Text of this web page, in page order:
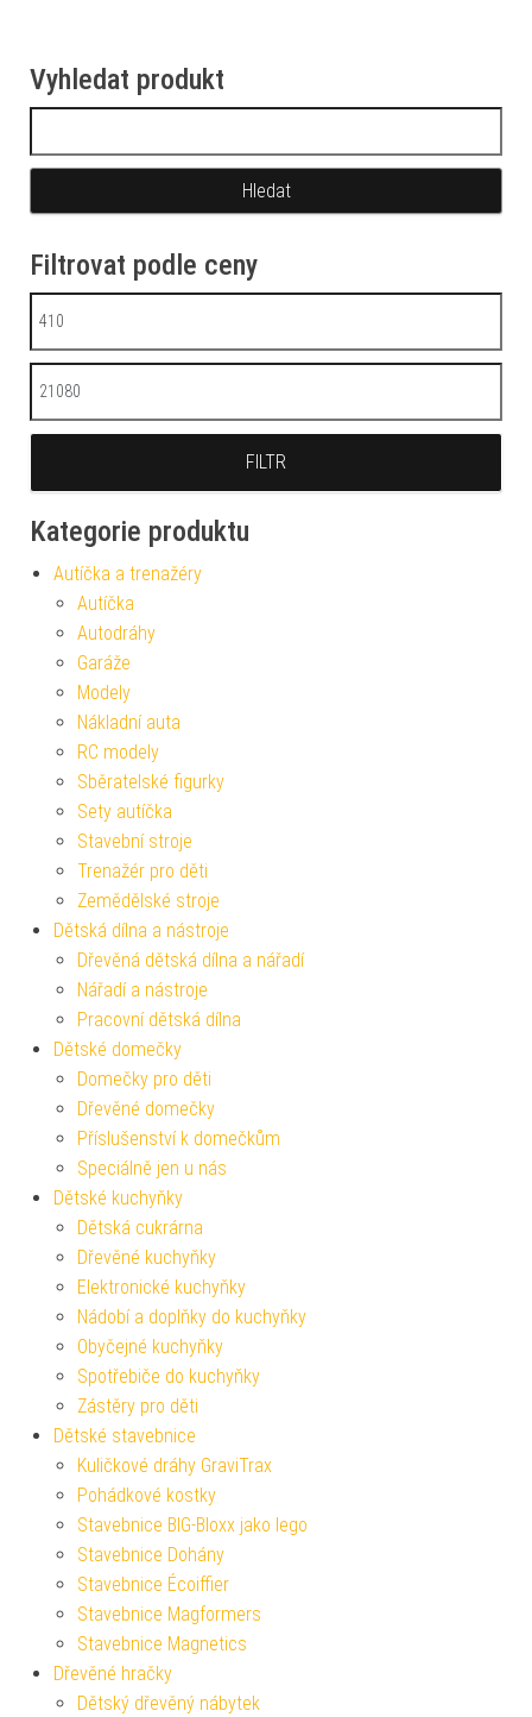
Vyhledat produkt
Filtrovat podle ceny
Minimální cena
Maximální cena
FILTR
Kategorie produktu
Autíčka a trenažéry
Autíčka
Autodráhy
Garáže
Modely
Nákladní auta
RC modely
Sběratelské figurky
Sety autíčka
Stavební stroje
Trenažér pro děti
Zemědělské stroje
Dětská dílna a nástroje
Dřevěná dětská dílna a nářadí
Nářadí a nástroje
Pracovní dětská dílna
Dětské domečky
Domečky pro děti
Dřevěné domečky
Příslušenství k domečkům
Speciálně jen u nás
Dětské kuchyňky
Dětská cukrárna
Dřevěné kuchyňky
Elektronické kuchyňky
Nádobí a doplňky do kuchyňky
Obyčejné kuchyňky
Spotřebiče do kuchyňky
Zástěry pro děti
Dětské stavebnice
Kuličkové dráhy GraviTrax
Pohádkové kostky
Stavebnice BIG-Bloxx jako lego
Stavebnice Dohány
Stavebnice Écoiffier
Stavebnice Magformers
Stavebnice Magnetics
Dřevěné hračky
Dětský dřevěný nábytek